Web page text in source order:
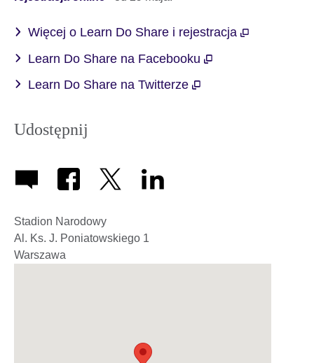
Więcej o Learn Do Share i rejestracja
Learn Do Share na Facebooku
Learn Do Share na Twitterze
Udostępnij
Stadion Narodowy
Al. Ks. J. Poniatowskiego 1
Warszawa